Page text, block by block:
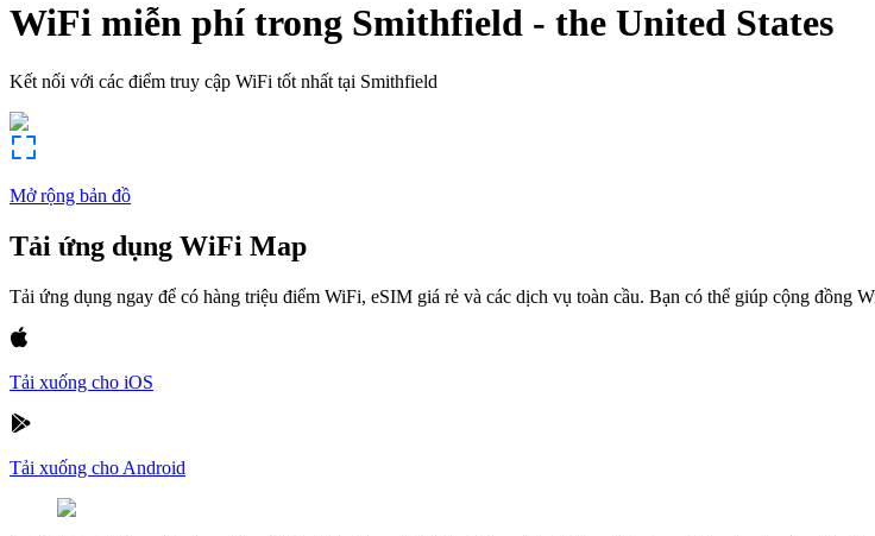
WiFi miễn phí trong Smithfield - the United States
Kết nối với các điểm truy cập WiFi tốt nhất tại Smithfield
Mở rộng bản đồ
Tải ứng dụng WiFi Map
Tải ứng dụng ngay để có hàng triệu điểm WiFi, eSIM giá rẻ và các dịch vụ toàn cầu. Bạn có thể giúp cộng đồng
Tải xuống cho iOS
Tải xuống cho Android